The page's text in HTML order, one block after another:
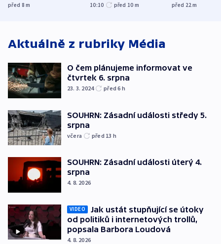
plynu
před 8m 10:10 před 10 m
Michiganu
před 22m
Aktuálně z rubriky Média
O čem plánujeme informovat ve
čtvrtek 6. srpna
23. 3. 2024 před 6 h
SOUHRN: Zásadní události středy 5.
srpna
včera před 13 h
SOUHRN: Zásadní události úterý 4.
srpna
4. 8. 2026
VIDEO
Jak ustát stupňující se útoky
od politiků i internetových trollů,
popsala Barbora Loudová
4. 8. 2026